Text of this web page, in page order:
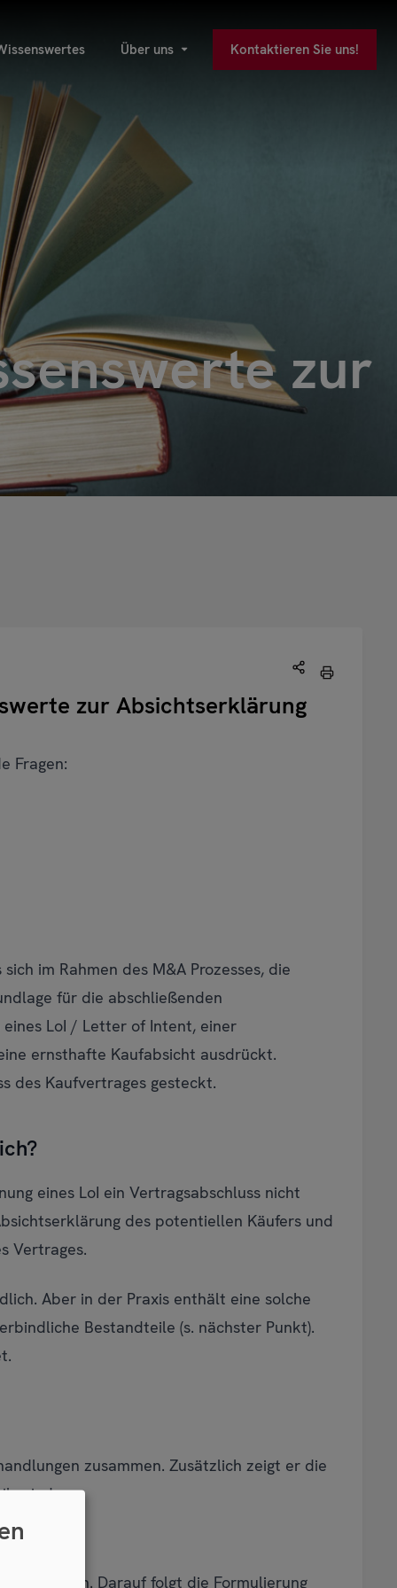
Über uns Kontaktieren Sie uns!
zur
zur Absichtserklärung
Fragen:
im Rahmen des M&A Prozesses, die
für die abschließenden
eines LoI / Letter of Intent, einer
ernsthafte Kaufabsicht ausdrückt.
des Kaufvertrages gesteckt.
eines LoI ein Vertragsabschluss nicht
des potentiellen Käufers und
Vertrages.
Aber in der Praxis enthält eine solche
Bestandteile (s. nächster Punkt).
zusammen. Zusätzlich zeigt er die
sind:
Darauf folgt die Formulierung